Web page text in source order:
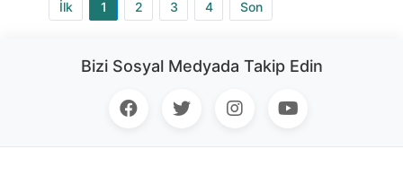
İlk 1 2 3 4 Son
Bizi Sosyal Medyada Takip Edin